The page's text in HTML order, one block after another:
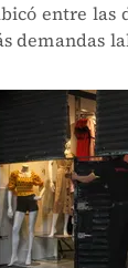
entre las
demandas